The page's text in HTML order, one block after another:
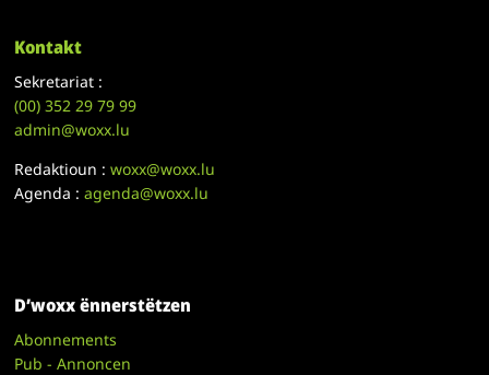
Kontakt
Sekretariat :
(00)352 29 79 99
admin@woxx.lu
Redaktioun :woxx@woxx.lu
Agenda :agenda@woxx.lu
D’woxx ënnerstëtzen
Abonnements
Pub - Annoncen